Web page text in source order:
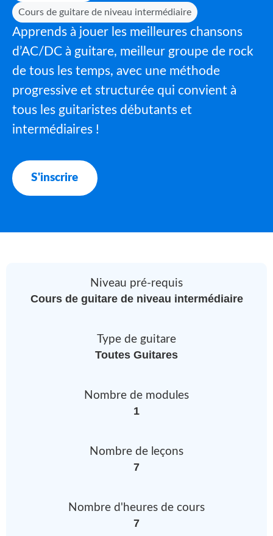
Cours de guitare de niveau intermédiaire
Apprends à jouer les meilleures chansons
d’AC/DC à guitare, meilleur groupe de rock
de tous les temps, avec une méthode
progressive et structurée qui convient à
tous les guitaristes débutants et
intermédiaires !
S'inscrire
Niveau pré-requis
Cours de guitare de niveau intermédiaire
Type de guitare
Toutes Guitares
Nombre de modules
1
Nombre de leçons
7
Nombre d'heures de cours
7